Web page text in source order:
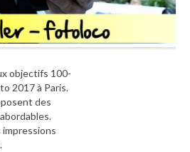
objectifs 100-
2017 à Paris.
des